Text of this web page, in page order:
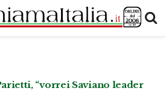
“vorrei Saviano leader